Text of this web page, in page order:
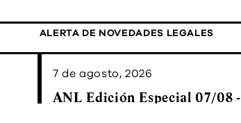
ALERTA DE NOVEDADES LEGALES
7 de agosto, 2026
ANL Edición Especial 07/08 -